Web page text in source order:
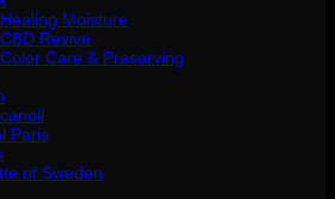
Healing Moisture
CBD Revive
Color Care & Preserving
Paris
of Sweden